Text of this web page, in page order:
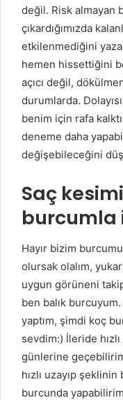
değil. Risk almayan
çıkardığımızda
etkilenmediğini
hemen hissettiğini
açıcı değil,
durumlarda.
benim için rafa
deneme daha
değişebileceğini
Saç
burcumla
Hayır bizim
olursak olalım,
uygun görüneni
ben balık
yaptım, şimdi koç
sevdim:) İleride
günlerine
hızlı uzayıp
burcunda